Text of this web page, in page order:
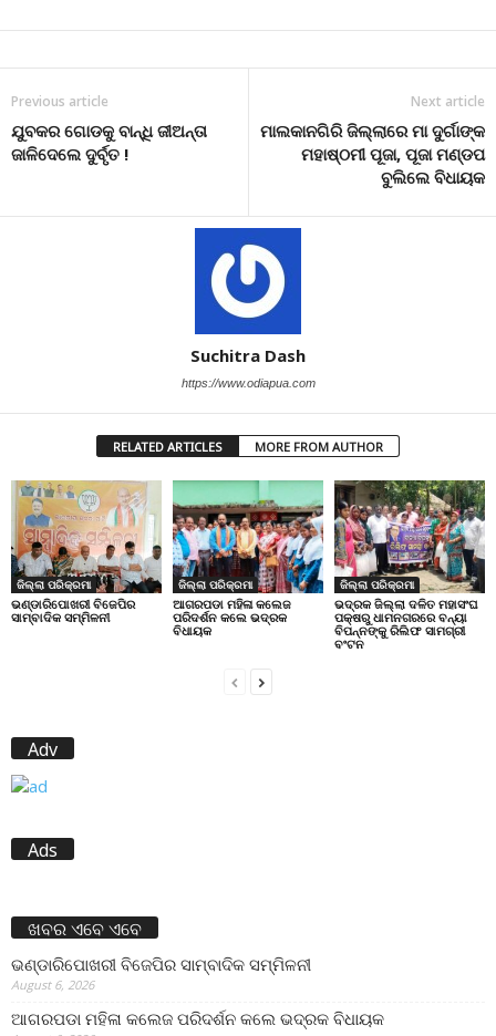
Previous article
ଯୁବକର ଗୋଡକୁ ବାନ୍ଧି ଜୀଅନ୍ତା
ଜାଳିଦେଲେ ଦୁର୍ବୃତ !
Next article
ମାଲକାନଗିରି ଜିଲ୍ଲାରେ ମା ଦୁର୍ଗାଙ୍କ
ମହାଷ୍ଠମୀ ପୂଜା, ପୂଜା ମଣ୍ଡପ
ବୁଲିଲେ ବିଧାୟକ
Suchitra Dash
https://www.odiapua.com
RELATED ARTICLES MORE FROM AUTHOR
ଜିଲ୍ଲା ପରିକ୍ରମା
ଭଣ୍ଡାରିପୋଖରୀ ବିଜେପିର
ସାମ୍ବାଦିକ ସମ୍ମିଳନୀ
ଜିଲ୍ଲା ପରିକ୍ରମା
ଆଗରପଡା ମହିଳା କଲେଜ
ପରିଦର୍ଶନ କଲେ ଭଦ୍ରକ
ବିଧାୟକ
ଜିଲ୍ଲା ପରିକ୍ରମା
ଭଦ୍ରକ ଜିଲ୍ଲା ଦଳିତ ମହାସଂଘ
ପକ୍ଷରୁ ଧାମନଗରରେ ବନ୍ୟା
ବିପନ୍ନଙ୍କୁ ରିଲିଫ ସାମଗ୍ରୀ
ବଂଟନ
Adv
Ads
ଖବର ଏବେ ଏବେ
ଭଣ୍ଡାରିପୋଖରୀ ବିଜେପିର ସାମ୍ବାଦିକ ସମ୍ମିଳନୀ
August 6, 2026
ଆଗରପଡା ମହିଳା କଲେଜ ପରିଦର୍ଶନ କଲେ ଭଦ୍ରକ ବିଧାୟକ